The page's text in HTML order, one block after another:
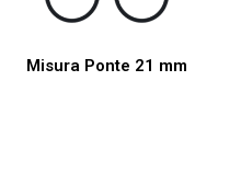
Misura Ponte 21 mm